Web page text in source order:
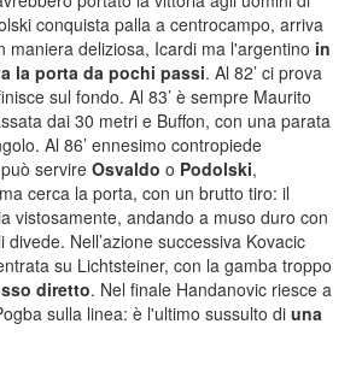
conquista palla a centrocampo, arriva
maniera deliziosa, Icardi ma l'argentino in
la porta da pochi passi. Al 82’ ci prova
sul fondo. Al 83’ è sempre Maurito
dai 30 metri e Buffon, con una parata
Al 86’ ennesimo contropiede
servire Osvaldo o Podolski,
cerca la porta, con un brutto tiro: il
vistosamente, andando a muso duro con
divede. Nell’azione successiva Kovacic
su Lichtsteiner, con la gamba troppo
diretto. Nel finale Handanovic riesce a
sulla linea: è l'ultimo sussulto di una